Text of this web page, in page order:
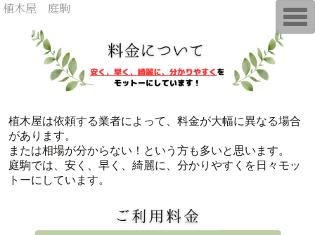
植木屋 庭駒
植木屋は依頼する業者によって、料金が大幅に異なる場合
があります。
または相場が分からない！という方も多いと思います。
庭駒では、安く、早く、綺麗に、分かりやすくを日々モッ
トーにしています。
T
o
g
g
a
n